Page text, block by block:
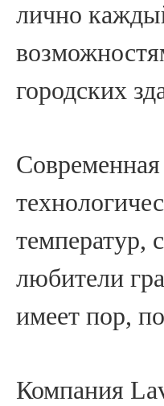
лично
городских
температур,
любители
имеет пор,
Компания